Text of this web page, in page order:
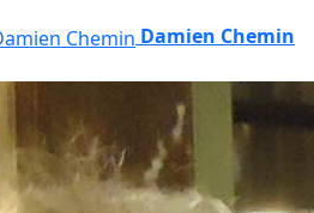
Damien Chemin